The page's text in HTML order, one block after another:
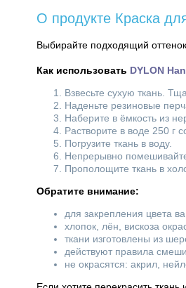
О продукте Краска
Выбирайте подходящий
Как использовать DYLON
Взвесьте сухую ткань.
Наденьте резиновые
Наберите в ёмкость из
Растворите в воде 250 г
Погрузите ткань в воду.
Непрерывно
Прополощите ткань в
Обратите внимание:
для закрепления цвета
хлопок, лён, вискоза
ткани изготовлены из
действуют правила
не окрасятся: акрил,